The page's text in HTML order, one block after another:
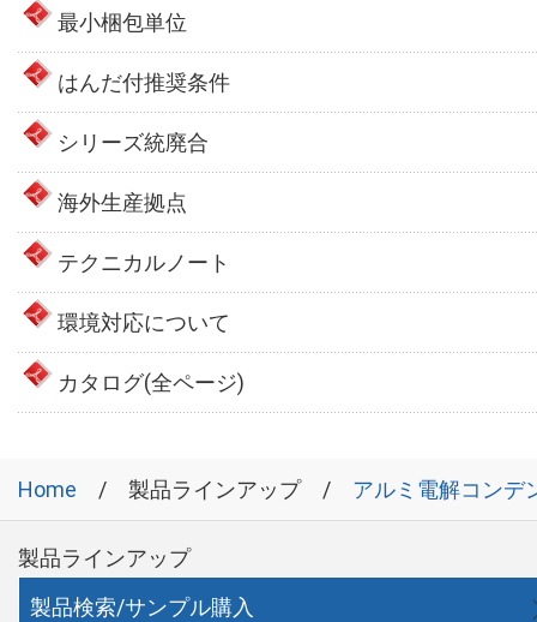
最小梱包単位
はんだ付推奨条件
シリーズ統廃合
海外生産拠点
テクニカルノート
環境対応について
カタログ(全ページ)
Home 製品ラインアップ アルミ電解コンデ
製品ラインアップ
製品検索/サンプル購入